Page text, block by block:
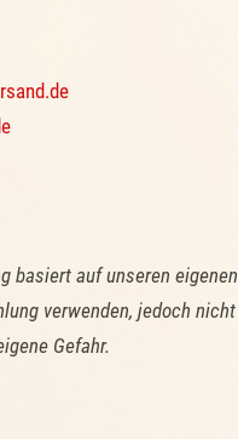
basiert auf unseren
verwenden, jedoch
Gefahr.